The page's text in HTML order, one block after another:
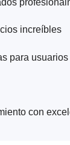
increíbles
para
con